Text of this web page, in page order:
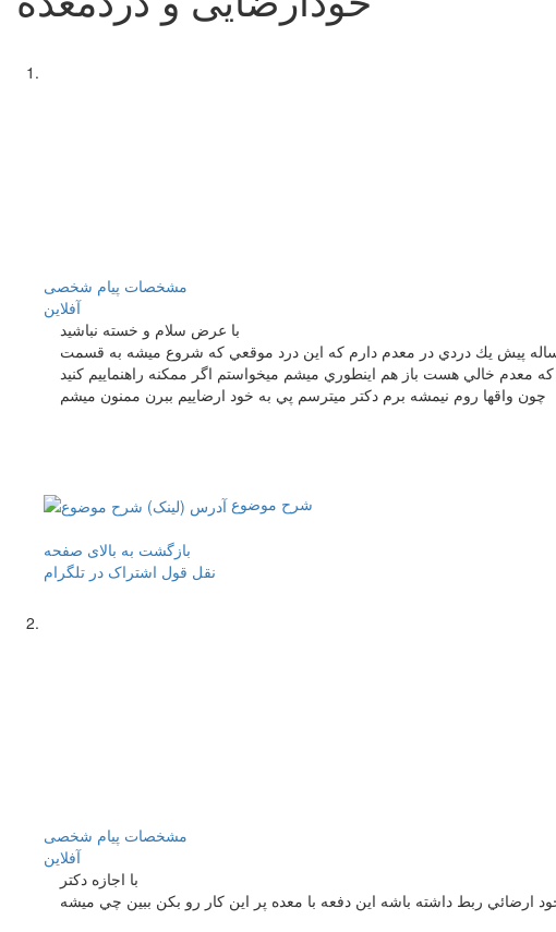
مشخصات پیام شخصی
آفلاين
با عرض سلام و خسته نباشيد
دختري هستم كه 22 سال سن دارم و متاسفانه حدود 6 سال هست كه خود ارضايي ميكنم ولي الان 5 ماهه كه اين كارو كنار گذاشتم از 2 ساله پيش يك دردي در معدم دارم كه اين درد موقعي كه شروع ميشه به قسمت
خالي هست باز هم اينطوري ميشم ميخواستم اگر ممكنه راهنماييم كنيد
چون واقها روم نيمشه برم دكتر ميترسم پي به خود ارضاييم ببرن ممنون ميشم
شرح موضوع
بازگشت به بالای صفحه
نقل قول اشتراک در تلگرام
مشخصات پیام شخصی
آفلاين
با اجازه دكتر